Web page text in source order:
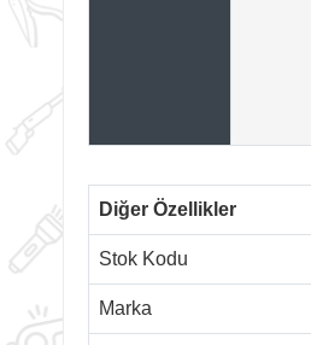
Diğer Özellikler
Stok Kodu
Marka